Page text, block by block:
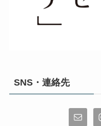
SNS・連絡先